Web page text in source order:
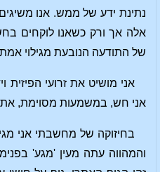
נתינת ידע של ממש. אנו
אלה אך ורק כשאנו לוקחים
של התודעה הנובעת מגילוי
אני מושיט את זרועי הפיזית
אני חש, במשמעות מסוימת, את
בחיזוקה של מחשבתי אני
והמהווה עתה מעין 'מגע'